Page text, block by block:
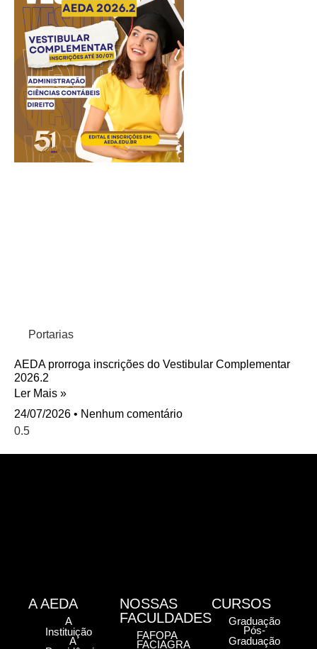
Portarias
AEDA prorroga inscrições do Vestibular Complementar
2026.2
Ler Mais »
24/07/2026
Nenhum comentário
A AEDA
A
Instituição
A
NOSSAS
FACULDADES
FAFOPA
FACIAGRA
CURSOS
Graduação
Pós-
Graduação